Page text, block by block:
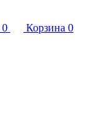
0 Корзина 0